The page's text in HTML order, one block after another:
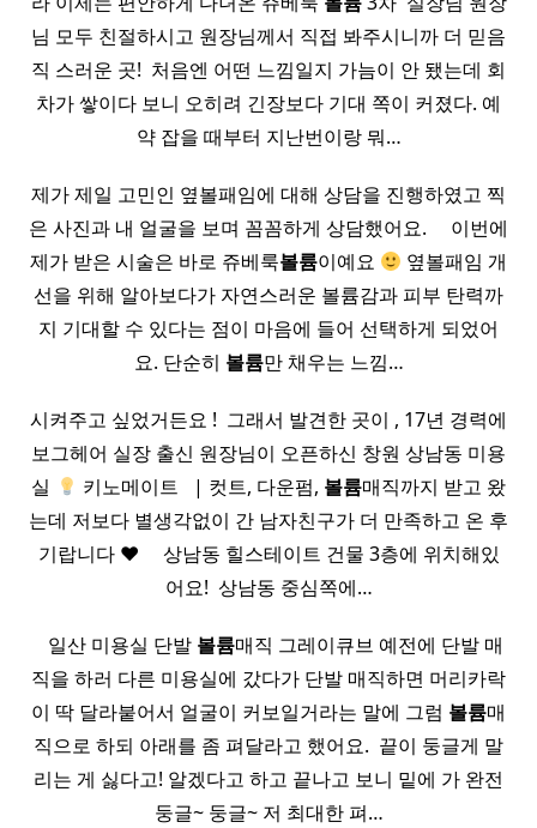
님 모두 친절하시고 원장님께서 직접 봐주시니까 더 믿음
직 스러운 곳! ​ 처음엔 어떤 느낌일지 가늠이 안 됐는데 회
차가 쌓이다 보니 오히려 긴장보다 기대 쪽이 커졌다. 예
약 잡을 때부터 지난번이랑 뭐…
제가 제일 고민인 옆볼패임에 대해 상담을 진행하였고 찍
은 사진과 내 얼굴을 보며 꼼꼼하게 상담했어요. ​ ​ ​ ​ 이번에
제가 받은 시술은 바로 쥬베룩볼륨이예요
옆볼패임 개
선을 위해 알아보다가 자연스러운 볼륨감과 피부 탄력까
지 기대할 수 있다는 점이 마음에 들어 선택하게 되었어
요. 단순히 볼륨만 채우는 느낌…
시켜주고 싶었거든요 ! ​ 그래서 발견한 곳이 , 17년 경력에
보그헤어 실장 출신 원장님이 오픈하신 창원 상남동 미용
실
키노메이트 ​ ​ | 컷트, 다운펌, 볼륨매직까지 받고 왔
는데 저보다 별생각없이 간 남자친구가 더 만족하고 온 후
기랍니다 ♥ ​ ​ ​ ​ 상남동 힐스테이트 건물 3층에 위치해있
어요! ​ 상남동 중심쪽에…
​ ​ ​ 일산 미용실 단발 볼륨매직 그레이큐브 예전에 단발 매
직을 하러 다른 미용실에 갔다가 단발 매직하면 머리카락
이 딱 달라붙어서 얼굴이 커보일거라는 말에 그럼 볼륨매
직으로 하되 아래를 좀 펴달라고 했어요. ​ 끝이 둥글게 말
리는 게 싫다고! 알겠다고 하고 끝나고 보니 밑에 가 완전
둥글~ 둥글~ 저 최대한 펴…